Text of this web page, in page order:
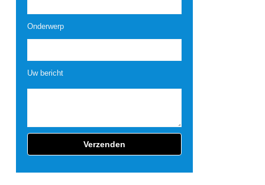
Onderwerp
Uw bericht